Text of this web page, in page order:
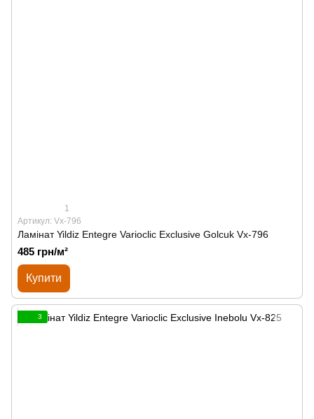
1
Артикул: Vx-796
Ламінат Yildiz Entegre Varioclic Exclusive Golcuk Vx-796
485 грн/м²
Купити
3